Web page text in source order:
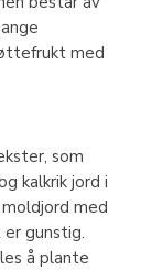
med
som
kalkrik jord i
med
gunstig.
å plante